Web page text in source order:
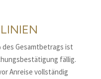
des Gesamtbetrags ist
fällig.
Anreise vollständig